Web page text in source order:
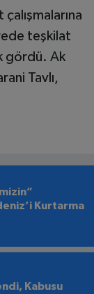
teşkilat
gördü. Ak
Tavlı,
Kurtarma
Kabusu